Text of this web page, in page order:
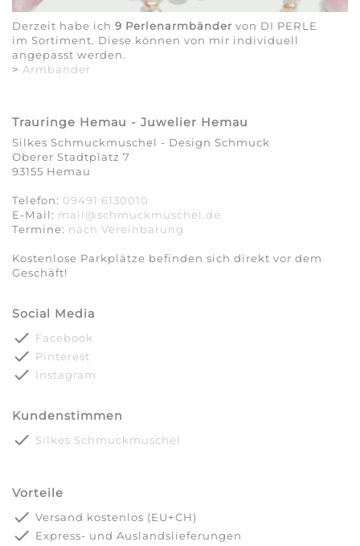
Derzeit habe ich 9 Perlenarmbänder von DI PERLE
im Sortiment. Diese können von mir individuell
angepasst werden.
> Armbänder
Trauringe Hemau - Juwelier Hemau
Silkes Schmuckmuschel - Design Schmuck
Oberer Stadtplatz 7
93155 Hemau
Telefon: 09491 6130010
E-Mail: mail@schmuckmuschel.de
Termine: nach Vereinbarung​​​​​​​
Kostenlose Parkplätze befinden sich direkt vor dem
Geschäft!
Social Media
done Facebook
done Pinterest
done Instagram
Kundenstimmen
done Silkes Schmuckmuschel
Vorteile
done Versand kostenlos (EU+CH)
done Express- und Auslandslieferungen